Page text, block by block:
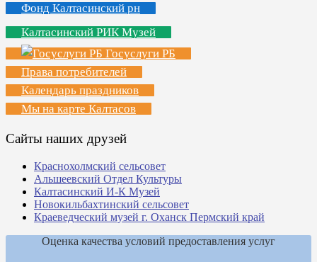
Фонд Калтасинский рн
Калтасинский РИК Музей
Госуслуги РБ
Права потребителей
Календарь праздников
Мы на карте Калтасов
Сайты наших друзей
Краснохолмский сельсовет
Альшеевский Отдел Культуры
Калтасинский И-К Музей
Новокильбахтинский сельсовет
Краеведческий музей г. Оханск Пермский край
Оценка качества условий предоставления услуг